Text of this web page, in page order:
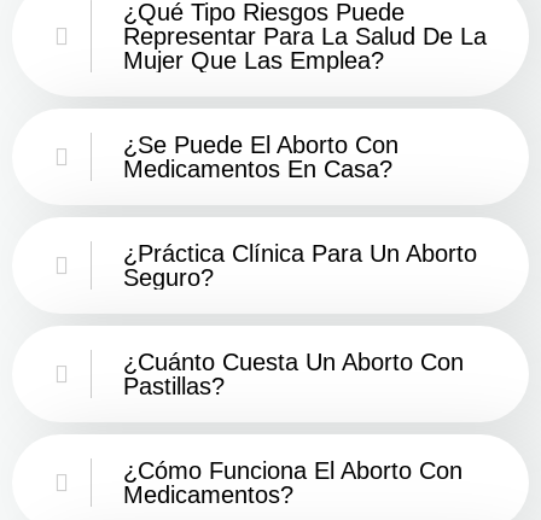
¿Qué Tipo Riesgos Puede
Representar Para La Salud De La
Mujer Que Las Emplea?
¿Se Puede El Aborto Con
Medicamentos En Casa?
¿Práctica Clínica Para Un Aborto
Seguro?
¿Cuánto Cuesta Un Aborto Con
Pastillas?
¿Cómo Funciona El Aborto Con
Medicamentos?